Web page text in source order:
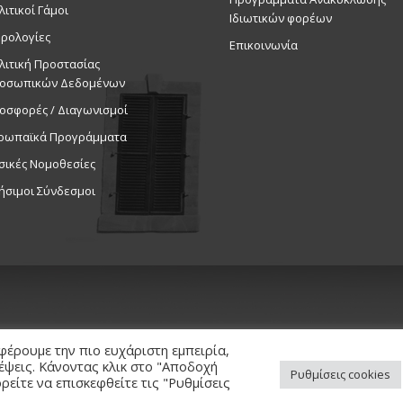
Vartan
Duration 22 –
Γάμοι
Προστασίας
Δεδομένων
/ Διαγωνισμοί
Προγράμματα
Νομοθεσίες
Σύνδεσμοι
Ιδιωτικών φορέων
Επικοινωνία
/ Powered by
την πιο ευχάριστη εμπειρία,
Κάνοντας κλικ στο "Αποδοχή
να επισκεφθείτε τις "Ρυθμίσεις
Ρυθμίσεις cookies